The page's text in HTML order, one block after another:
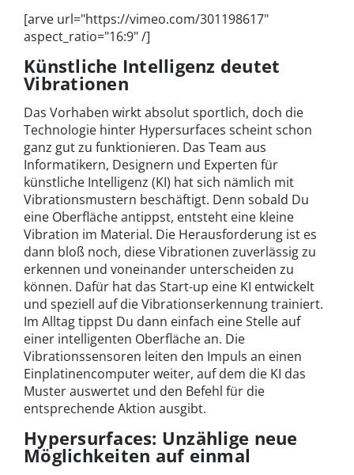
[arve url="https://vimeo.com/301198617"
aspect_ratio="16:9" /]
Künstliche Intelligenz deutet
Vibrationen
Das Vorhaben wirkt absolut sportlich, doch die
Technologie hinter Hypersurfaces scheint schon
ganz gut zu funktionieren. Das Team aus
Informatikern, Designern und Experten für
künstliche Intelligenz (KI) hat sich nämlich mit
Vibrationsmustern beschäftigt. Denn sobald Du
eine Oberfläche antippst, entsteht eine kleine
Vibration im Material. Die Herausforderung ist es
dann bloß noch, diese Vibrationen zuverlässig zu
erkennen und voneinander unterscheiden zu
können. Dafür hat das Start-up eine KI entwickelt
und speziell auf die Vibrationserkennung trainiert.
Im Alltag tippst Du dann einfach eine Stelle auf
einer intelligenten Oberfläche an. Die
Vibrationssensoren leiten den Impuls an einen
Einplatinencomputer weiter, auf dem die KI das
Muster auswertet und den Befehl für die
entsprechende Aktion ausgibt.
Hypersurfaces: Unzählige neue
Möglichkeiten auf einmal